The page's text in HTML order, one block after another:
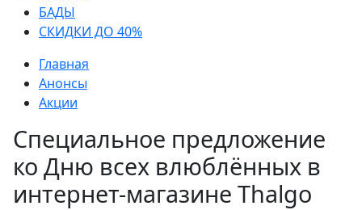
БАДЫ
СКИДКИ ДО 40%
Главная
Анонсы
Акции
Специальное предложение
ко Дню всех влюблённых в
интернет-магазине Thalgo